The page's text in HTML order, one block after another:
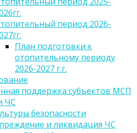
период 2026-
План подготовки к
отопительному периоду
2026-2027 г.г.
поддержка субъектов МСП
ЧС
безопасности
и ликвидация ЧС